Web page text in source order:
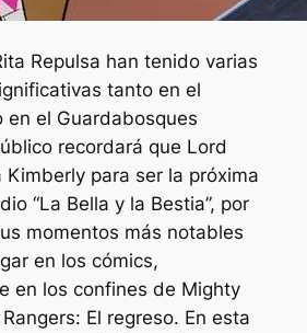
Repulsa han tenido varias
tanto en el
en el Guardabosques
recordará que Lord
Kimberly para ser la próxima
“La Bella y la Bestia”, por
momentos más notables
en los cómics,
en los confines de Mighty
El regreso. En esta